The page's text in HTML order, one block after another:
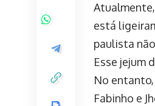
está
paulista
Esse jejum
No
Fabinho e